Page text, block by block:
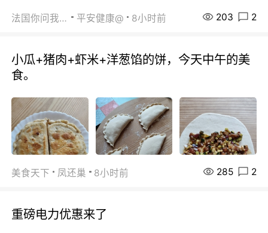
法国你问我答 平安健康@ 8小时前 203 2
小瓜+猪肉+虾米+洋葱馅的饼，今天中午的美
食。
美食天下 凤还巢 8小时前 285 2
重磅电力优惠来了